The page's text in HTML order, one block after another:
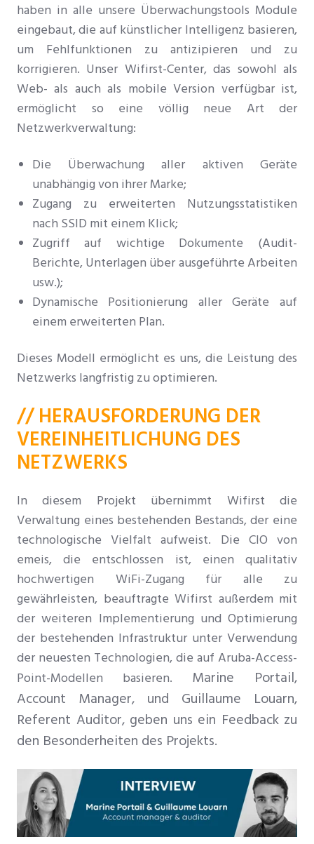
haben in alle unsere Überwachungstools Module
eingebaut, die auf künstlicher Intelligenz basieren,
um Fehlfunktionen zu antizipieren und zu
korrigieren. Unser Wifirst-Center, das sowohl als
Web- als auch als mobile Version verfügbar ist,
ermöglicht so eine völlig neue Art der
Netzwerkverwaltung:
Die Überwachung aller aktiven Geräte
unabhängig von ihrer Marke;
Zugang zu erweiterten Nutzungsstatistiken
nach SSID mit einem Klick;
Zugriff auf wichtige Dokumente (Audit-
Berichte, Unterlagen über ausgeführte Arbeiten
usw.);
Dynamische Positionierung aller Geräte auf
einem erweiterten Plan.
Dieses Modell ermöglicht es uns, die Leistung des
Netzwerks langfristig zu optimieren.
// HERAUSFORDERUNG DER
VEREINHEITLICHUNG DES
NETZWERKS
In diesem Projekt übernimmt Wifirst die
Verwaltung eines bestehenden Bestands, der eine
technologische Vielfalt aufweist. Die CIO von
emeis, die entschlossen ist, einen qualitativ
hochwertigen WiFi-Zugang für alle zu
gewährleisten, beauftragte Wifirst außerdem mit
der weiteren Implementierung und Optimierung
der bestehenden Infrastruktur unter Verwendung
der neuesten Technologien, die auf Aruba-Access-
Point-Modellen basieren. Marine Portail,
Account Manager, und Guillaume Louarn,
Referent Auditor, geben uns ein Feedback zu
den Besonderheiten des Projekts.